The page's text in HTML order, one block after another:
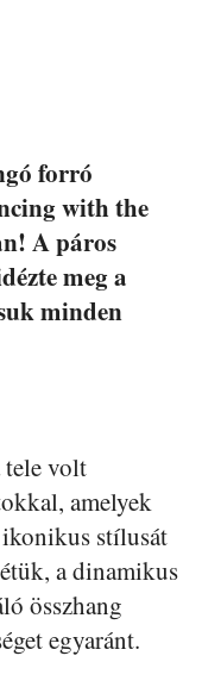
forró
with the
A páros
meg a
minden
volt
amelyek
ikonikus stílusát
a dinamikus
összhang
egyaránt.